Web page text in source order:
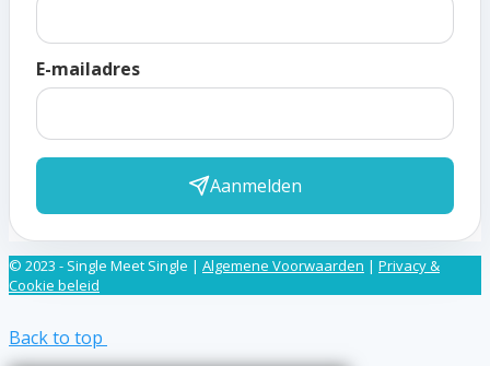
E-mailadres
Aanmelden
© 2023 - Single Meet Single | Algemene Voorwaarden | Privacy &
Cookie beleid
Back to top